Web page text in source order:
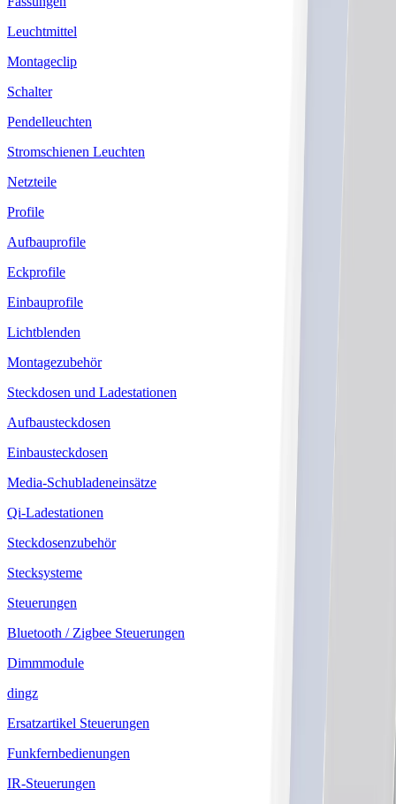
Leuchtmittel
Montageclip
Schalter
Pendelleuchten
Stromschienen Leuchten
Netzteile
Profile
Aufbauprofile
Eckprofile
Einbauprofile
Lichtblenden
Montagezubehör
Steckdosen und Ladestationen
Aufbausteckdosen
Einbausteckdosen
Media-Schubladeneinsätze
Qi-Ladestationen
Steckdosenzubehör
Stecksysteme
Steuerungen
Bluetooth / Zigbee Steuerungen
Dimmmodule
dingz
Ersatzartikel Steuerungen
Funkfernbedienungen
IR-Steuerungen